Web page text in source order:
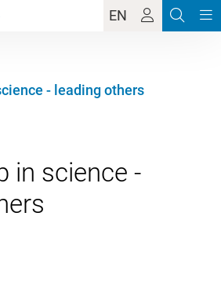
EN
- leading others
in science -